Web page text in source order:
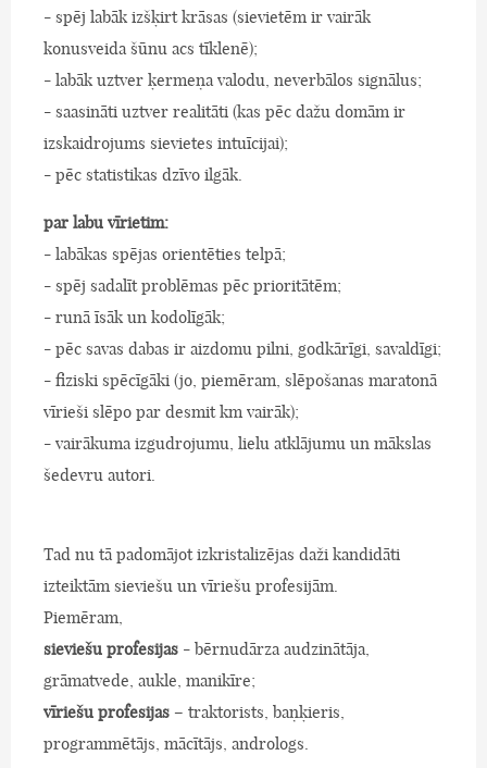
- spēj labāk izšķirt krāsas (sievietēm ir vairāk
konusveida šūnu acs tīklenē);
- labāk uztver ķermeņa valodu, neverbālos signālus;
- saasināti uztver realitāti (kas pēc dažu domām ir
izskaidrojums sievietes intuīcijai);
- pēc statistikas dzīvo ilgāk.
par labu vīrietim:
- labākas spējas orientēties telpā;
- spēj sadalīt problēmas pēc prioritātēm;
- runā īsāk un kodolīgāk;
- pēc savas dabas ir aizdomu pilni, godkārīgi, savaldīgi;
- fiziski spēcīgāki (jo, piemēram, slēpošanas maratonā
vīrieši slēpo par desmit km vairāk);
- vairākuma izgudrojumu, lielu atklājumu un mākslas
šedevru autori.
Tad nu tā padomājot izkristalizējas daži kandidāti
izteiktām sieviešu un vīriešu profesijām.
Piemēram,
sieviešu profesijas - bērnudārza audzinātāja,
grāmatvede, aukle, manikīre;
vīriešu profesijas – traktorists, baņķieris,
programmētājs, mācītājs, andrologs.